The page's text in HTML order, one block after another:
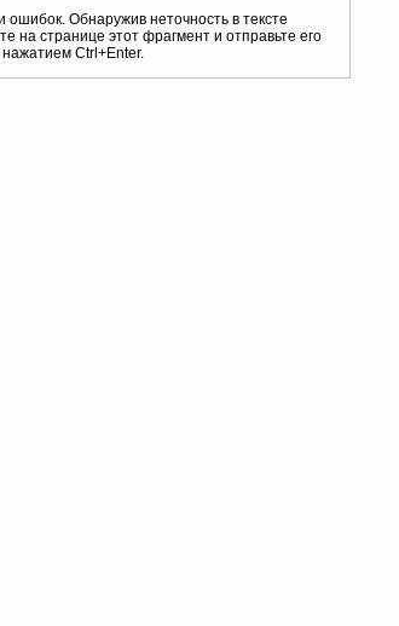
ошибок. Обнаружив неточность в тексте
на странице этот фрагмент и отправьте его
Ctrl+Enter.